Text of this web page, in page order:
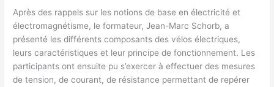
Après des rappels sur les notions de base en électricité et
électromagnétisme, le formateur, Jean-Marc Schorb, a
présenté les différents composants des vélos électriques,
leurs caractéristiques et leur principe de fonctionnement. Les
participants ont ensuite pu s’exercer à effectuer des mesures
de tension, de courant, de résistance permettant de repérer